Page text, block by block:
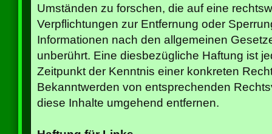
Umständen zu forschen, die auf eine
Verpflichtungen zur Entfernung oder
Informationen nach den allgemeinen
unberührt. Eine diesbezügliche Haftung ist
Zeitpunkt der Kenntnis einer konkreten
Bekanntwerden von entsprechenden
diese Inhalte umgehend entfernen.